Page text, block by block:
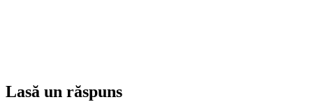
Lasă un răspuns